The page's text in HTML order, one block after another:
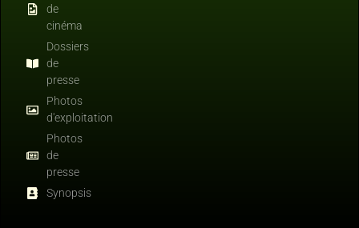
de
cinéma
Dossiers
de
presse
Photos
d'exploitation
Photos
de
presse
Synopsis